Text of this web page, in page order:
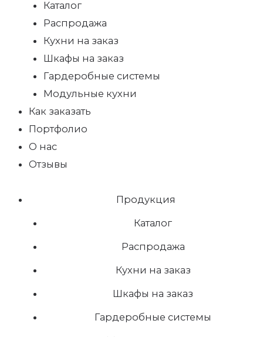
Каталог
Распродажа
Кухни на заказ
Шкафы на заказ
Гардеробные системы
Модульные кухни
Как заказать
Портфолио
О нас
Отзывы
Продукция
Каталог
Распродажа
Кухни на заказ
Шкафы на заказ
Гардеробные системы